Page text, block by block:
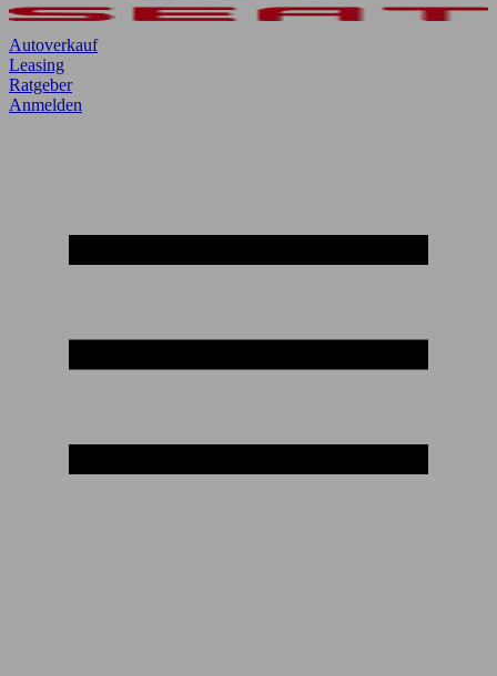
Autoverkauf
Leasing
Ratgeber
Anmelden